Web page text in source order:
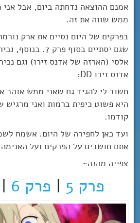
אמנם ההוצאה נדחתה ביום, אבל אני
ממש שווה את זה.
בפרקים של היום נסיים את ארק
שגם יסתיים בסוף פרק
אלסי (הארזה של אדנס זירו) וגם
אדנס זירו DD:
חשוב לי להגיד גם שאני ממש אוהב
היא פשוט כיפית ברמות ואני
קודמו.
ועד כאן לחפירה של היום. אשמח
אתם חושבים על הפרקים ועל
צפייה מהנה~
פרק 5 | פרק 6 |